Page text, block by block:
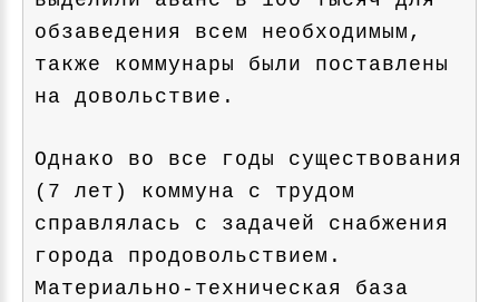
обзаведения всем необходимым,
также коммунары были поставлены
на довольствие.
Однако во все годы существования
(7 лет) коммуна с трудом
справлялась с задачей снабжения
города продовольствием.
Материально-техническая база